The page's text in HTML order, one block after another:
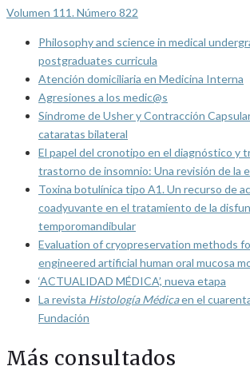
Volumen 111. Número 822
Philosophy and science in medical
postgraduates curricula
Atención domiciliaria en Medicina Interna
Agresiones a los medic@s
Síndrome de Usher y Contracción
cataratas bilateral
El papel del cronotipo en el diagnóstico y
trastorno de insomnio: Una revisión de la
Toxina botulínica tipo A1. Un recurso de
coadyuvante en el tratamiento de la
temporomandibular
Evaluation of cryopreservation methods
engineered artificial human oral mucosa
‘ACTUALIDAD MÉDICA’, nueva etapa
La revista Histología Médicaen el
Fundación
Más consultados